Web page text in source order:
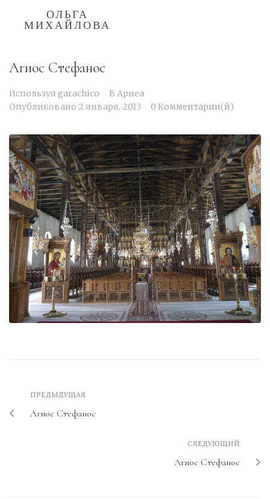
ОЛЬГА
МИХАЙЛОВА
Агиос Стефанос
Используя garachico В Арнеа
Опубликовано 2 января, 2013 0 Комментарии(й)
ПРЕДЫДУЩАЯ
Агиос Стефанос
СЛЕДУЮЩИЙ
Агиос Стефанос